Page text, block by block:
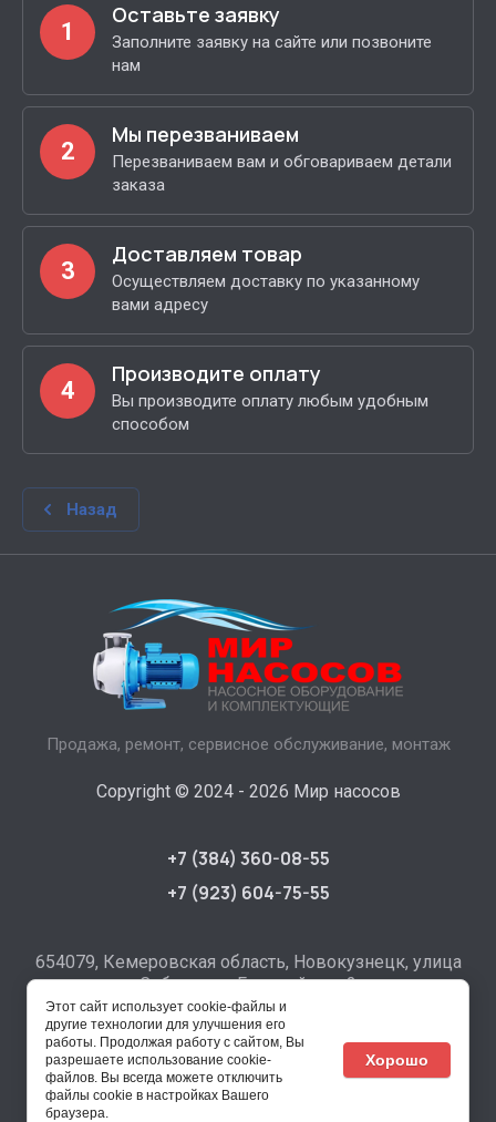
1
Оставьте заявку
Заполните заявку на сайте или позвоните
нам
2
Мы перезваниваем
Перезваниваем вам и обговариваем детали
заказа
3
Доставляем товар
Осуществляем доставку по указанному
вами адресу
4
Производите оплату
Вы производите оплату любым удобным
способом
Назад
Продажа, ремонт, сервисное обслуживание, монтаж
Copyright © 2024 - 2026 Мир насосов
+7 (384) 360-08-55
+7 (923) 604-75-55
654079, Кемеровская область, Новокузнецк, улица
Сибиряков-Гвардейцев, 2
mirnasosov-nk@mail.ru
Этот сайт использует cookie-файлы и
другие технологии для улучшения его
работы. Продолжая работу с сайтом, Вы
разрешаете использование cookie-
файлов. Вы всегда можете отключить
файлы cookie в настройках Вашего
браузера.
Хорошо